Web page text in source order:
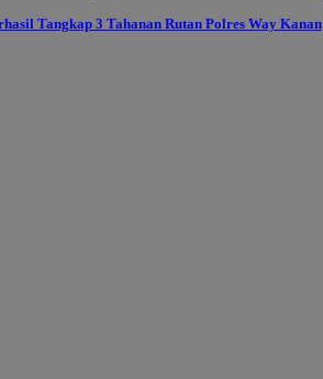
Tangkap 3 Tahanan Rutan Polres Way Kanan